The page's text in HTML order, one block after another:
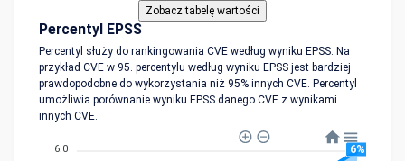
Percentyl EPSS
Percentyl służy do rankingowania CVE według wyniku EPSS. Na
przykład CVE w 95. percentylu według wyniku EPSS jest bardziej
prawdopodobne do wykorzystania niż 95% innych CVE. Percentyl
umożliwia porównanie wyniku EPSS danego CVE z wynikami
innych CVE.
6.0 6%